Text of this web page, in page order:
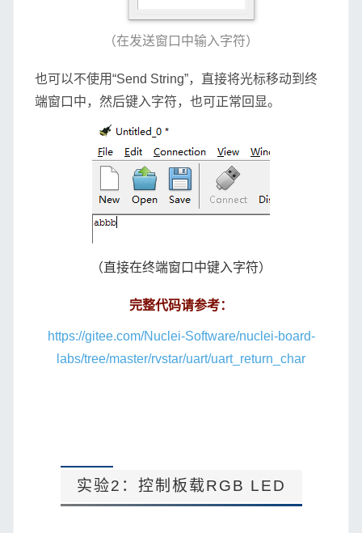
（在发送窗口中输入字符）
也可以不使用“Send String”，直接将光标移动到终
端窗口中，然后键入字符，也可正常回显。
（直接在终端窗口中键入字符）
完整代码请参考：
https://gitee.com/Nuclei-Software/nuclei-board-
labs/tree/master/rvstar/uart/uart_return_char
实验2：控制板载RGB LED